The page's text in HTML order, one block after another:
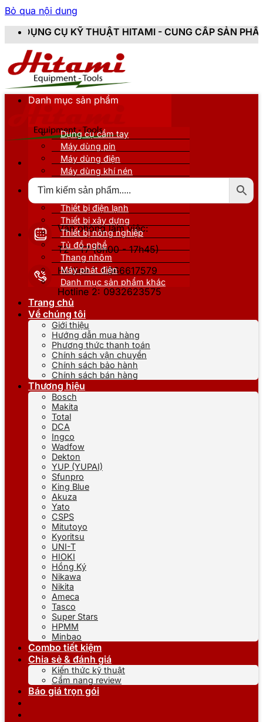
Bỏ qua nội dung
HITAMI - CUNG CẤP SẢN PHẨM CHÍNH HÃNG, MỚI
Văn phòng làm việc:
T2 - T7 (8h00 - 17h45)
Hotline 1: 0866617579
Hotline 2: 0932623575
Danh mục sản phẩm
Dụng cụ cầm tay
Máy dùng pin
Máy dùng điện
Máy dùng khí nén
Thiết bị nâng đỡ
Thiết bị điện lạnh
Thiết bị xây dựng
Thiết bị nông nghiệp
Tủ đồ nghề
Thang nhôm
Máy phát điện
Danh mục sản phẩm khác
Trang chủ
Về chúng tôi
Giới thiệu
Hướng dẫn mua hàng
Phương thức thanh toán
Chính sách vận chuyển
Chính sách bảo hành
Chính sách bán hàng
Thương hiệu
Bosch
Makita
Total
DCA
Ingco
Wadfow
Dekton
YUP (YUPAI)
Sfunpro
King Blue
Akuza
Yato
CSPS
Mitutoyo
Kyoritsu
UNI-T
HIOKI
Hồng Ký
Nikawa
Nikita
Ameca
Tasco
Super Stars
HPMM
Minbao
Combo tiết kiệm
Chia sẻ & đánh giá
Kiến thức kỹ thuật
Cẩm nang review
Báo giá trọn gói